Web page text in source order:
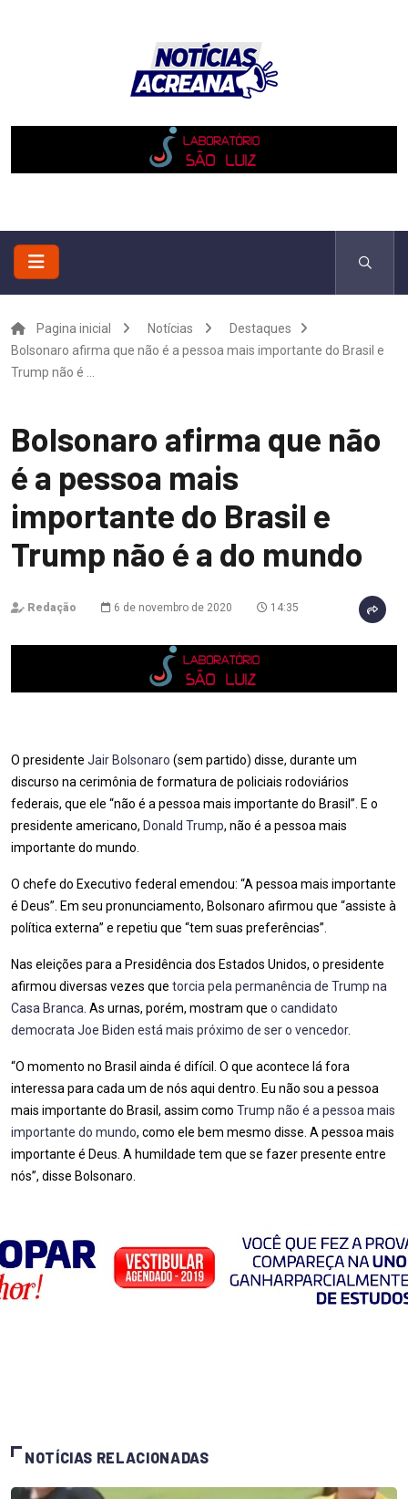
Pagina inicial Notícias
Destaques
Bolsonaro afirma que não é a pessoa mais importante do Brasil e
Trump não é ...
Bolsonaro afirma que não
é a pessoa mais
importante do Brasil e
Trump não é a do mundo
Redação 6 de novembro de 2020 14:35
O presidente Jair Bolsonaro (sem partido) disse, durante um
discurso na cerimônia de formatura de policiais rodoviários
federais, que ele “não é a pessoa mais importante do Brasil”. E o
presidente americano, Donald Trump, não é a pessoa mais
importante do mundo.
O chefe do Executivo federal emendou: “A pessoa mais importante
é Deus”. Em seu pronunciamento, Bolsonaro afirmou que “assiste à
política externa” e repetiu que “tem suas preferências”.
Nas eleições para a Presidência dos Estados Unidos, o presidente
afirmou diversas vezes que torcia pela permanência de Trump na
Casa Branca . As urnas, porém, mostram que o candidato
democrata Joe Biden está mais próximo de ser o vencedor.
“O momento no Brasil ainda é difícil. O que acontece lá fora
interessa para cada um de nós aqui dentro. Eu não sou a pessoa
mais importante do Brasil, assim como Trump não é a pessoa mais
importante do mundo, como ele bem mesmo disse. A pessoa mais
importante é Deus. A humildade tem que se fazer presente entre
nós”, disse Bolsonaro.
NOTÍCIAS RELACIONADAS